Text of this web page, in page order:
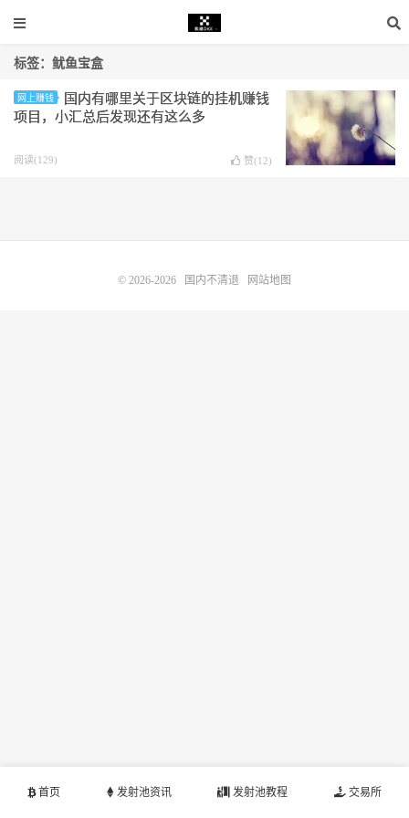
标签：鱿鱼宝盒
网上赚钱
国内有哪里关于区块链的挂机赚钱
项目，小汇总后发现还有这么多
阅读(129) 赞(12)
首页 发射池资讯 发射池教程 交易所
© 2026-2026 国内不清退 网站地图